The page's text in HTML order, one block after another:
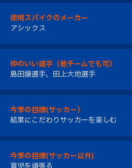
使用スパイクのメーカー
アシックス
仲のいい選手（他チームでも可）
島田譲選手、田上大地選手
今季の目標(サッカー）
結果にこだわりサッカーを楽しむ
今季の目標(サッカー以外)